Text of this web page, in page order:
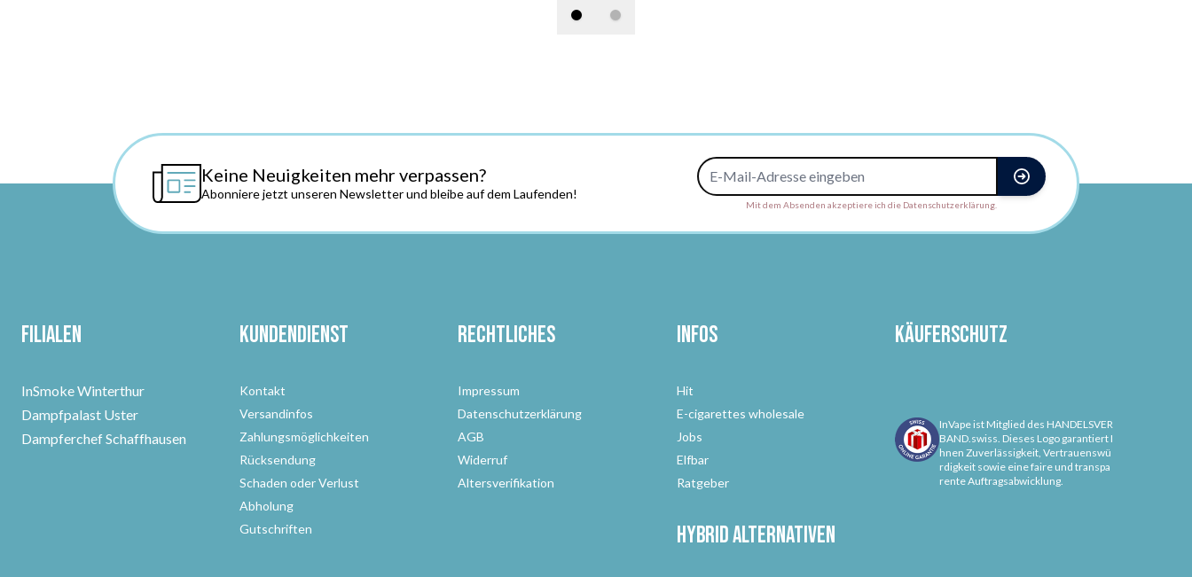
Keine Neuigkeiten mehr verpassen?
Abonniere jetzt unseren Newsletter und bleibe auf dem Laufenden!
E-Mail-Adresse
Mit dem Absenden akzeptiere ich die Datenschutzerklärung.
Filialen
InSmoke Winterthur
Dampfpalast Uster
Dampferchef Schaffhausen
Kundendienst
Kontakt
Versandinfos
Zahlungsmöglichkeiten
Rücksendung
Schaden oder Verlust
Abholung
Gutschriften
Rechtliches
Impressum
Datenschutzerklärung
AGB
Widerruf
Altersverifikation
Infos
Hit
E-cigarettes wholesale
Jobs
Elfbar
Ratgeber
Hybrid Alternativen
Käuferschutz
InVape ist Mitglied des HANDELSVER
BAND.swiss. Dieses Logo garantiert I
hnen Zuverlässigkeit, Vertrauenswü
rdigkeit sowie eine faire und transpa
rente Auftragsabwicklung.